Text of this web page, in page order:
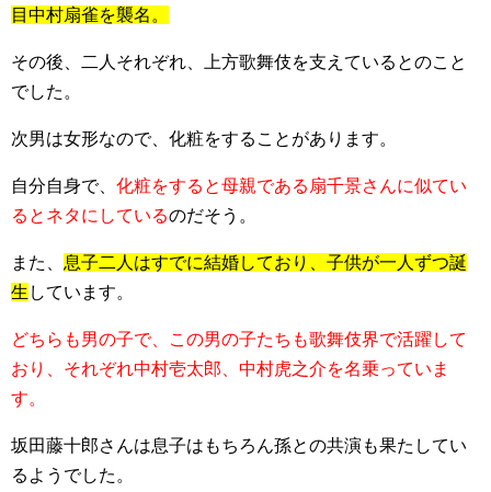
目中村扇雀を襲名。
その後、二人それぞれ、上方歌舞伎を支えているとのこと
でした。
次男は女形なので、化粧をすることがあります。
自分自身で、 化粧をすると母親である扇千景さんに似てい
るとネタにしているのだそう。
また、 息子二人はすでに結婚しており、子供が一人ずつ誕
生 しています。
どちらも男の子で、この男の子たちも歌舞伎界で活躍して
おり、それぞれ中村壱太郎、中村虎之介を名乗っていま
す。
坂田藤十郎さんは息子はもちろん孫との共演も果たしてい
るようでした。